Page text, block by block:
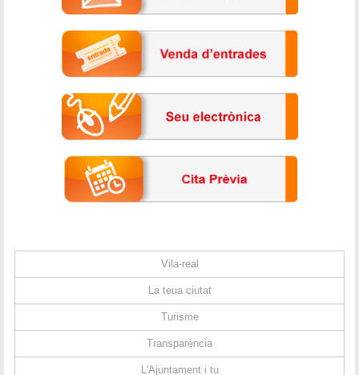
Vila-real
La teua ciutat
Turisme
Transparència
L'Ajuntament i tu